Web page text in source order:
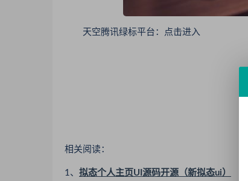
天空腾讯绿标平台：点击进入
相关阅读：
1、 拟态个人主页UI源码开源（新拟态ui）